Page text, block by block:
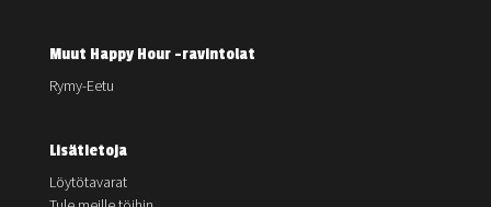
Muut Happy Hour -ravintolat
Rymy-Eetu
Lisätietoja
Löytötavarat